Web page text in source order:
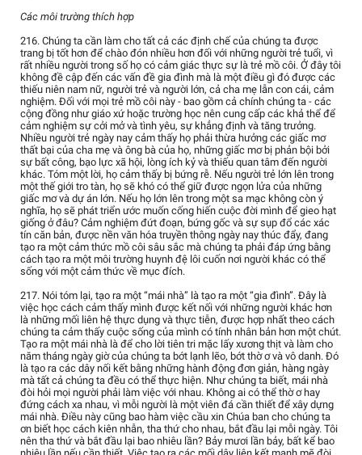
Các môi trường thích hợp
216. Chúng ta cần làm cho tất cả các định chế của chúng ta được
trang bị tốt hơn để chào đón nhiều hơn đối với những người trẻ tuổi, vì
rất nhiều người trong số họ có cảm giác thực sự là trẻ mồ côi. Ở đây tôi
không đề cập đến các vấn đề gia đình mà là một điều gì đó được các
thiếu niên nam nữ, người trẻ và người lớn, cả cha mẹ lẫn con cái, cảm
nghiệm. Đối với mọi trẻ mồ côi này - bao gồm cả chính chúng ta - các
cộng đồng như giáo xứ hoặc trường học nên cung cấp các khả thể để
cảm nghiệm sự cởi mở và tình yêu, sự khẳng định và tăng trưởng.
Nhiều người trẻ ngày nay cảm thấy họ phải thừa hưởng các giấc mơ
thất bại của cha mẹ và ông bà của họ, những giấc mơ bị phản bội bởi
sự bất công, bạo lực xã hội, lòng ích kỷ và thiếu quan tâm đến người
khác. Tóm một lời, họ cảm thấy bị bứng rễ. Nếu người trẻ lớn lên trong
một thế giới tro tàn, họ sẽ khó có thể giữ được ngọn lửa của những
giấc mơ và dự án lớn. Nếu họ lớn lên trong một sa mạc không còn ý
nghĩa, họ sẽ phát triển ước muốn cống hiến cuộc đời mình để gieo hạt
giống ở đâu? Cảm nghiệm đứt đoạn, bứng gốc và sự sụp đổ các xác
tín căn bản, được nền văn hóa truyền thông ngày nay thúc đẩy, đang
tạo ra một cảm thức mồ côi sâu sắc mà chúng ta phải đáp ứng bằng
cách tạo ra một môi trường huynh đệ lôi cuốn nơi người khác có thể
sống với một cảm thức về mục đích.
217. Nói tóm lại, tạo ra một “mái nhà” là tạo ra một “gia đình”. Đây là
việc học cách cảm thấy mình được kết nối với những người khác hơn
là những mối liên hệ thực dụng và thực tiễn, được hợp nhất theo cách
chúng ta cảm thấy cuộc sống của mình có tính nhân bản hơn một chút.
Tạo ra một mái nhà là để cho lời tiên tri mặc lấy xương thịt và làm cho
năm tháng ngày giờ của chúng ta bớt lạnh lẽo, bớt thờ ơ và vô danh. Đó
là tạo ra các dây nối kết bằng những hành động đơn giản, hàng ngày
mà tất cả chúng ta đều có thể thực hiện. Như chúng ta biết, mái nhà
đòi hỏi mọi người phải làm việc với nhau. Không ai có thể thờ ơ hay
đứng cách xa nhau, vì mỗi người là một viên đá cần thiết để xây dựng
mái nhà. Điều này cũng bao hàm việc cầu xin Chúa ban cho chúng ta
ơn biết học cách kiên nhẫn, tha thứ cho nhau, bắt đầu lại mỗi ngày. Tôi
nên tha thứ và bắt đầu lại bao nhiêu lần? Bảy mươi lần bảy, bất kể bao